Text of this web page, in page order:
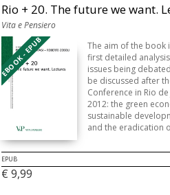
Rio + 20. The future we want.
Vita e Pensiero
EBOOK - EPUB
The aim of the book
first detailed
issues being
be discussed after
Conference in Rio de
2012: the green
sustainable
and the eradication
EPUB
€ 9,99